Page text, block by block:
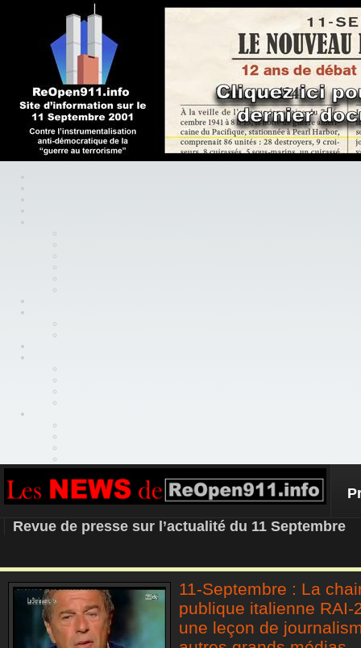
REOPEN911 – NEWS
Revue de presse sur l’actualité du 11 Septembre
11-Septembre : La
publique italienne RAI-
une leçon de